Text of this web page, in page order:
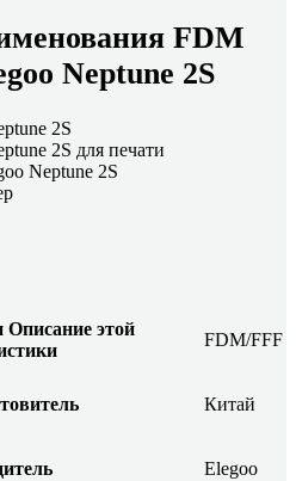
FDM
Neptune 2S
2S
2S для печати
Neptune 2S
Описание этой
FDM/FFF
Китай
Elegoo